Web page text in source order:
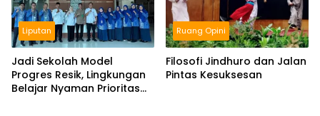
Liputan
Jadi Sekolah Model
Progres Resik, Lingkungan
Belajar Nyaman Prioritas
Ruang Opini
Filosofi Jindhuro dan Jalan
Pintas Kesuksesan